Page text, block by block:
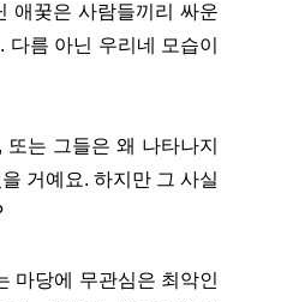
애꿎은 사람들끼리 싸운
름 아닌 우리네 모습이
는 그들은 왜 나타나지
거예요. 하지만 그 사실
마당에 무관심은 최악인